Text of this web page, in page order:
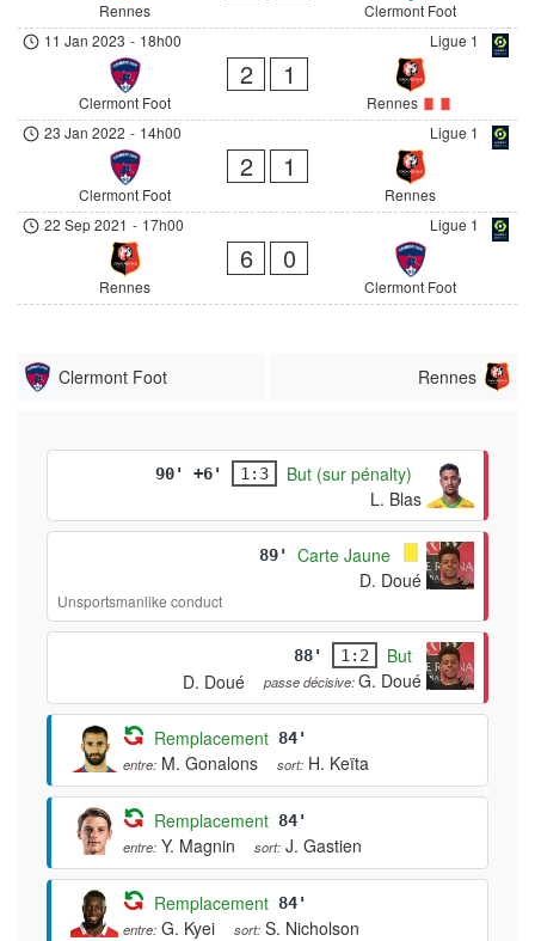
Rennes
Clermont Foot
Ligue 1
11 Jan 2023 - 18h00
Clermont Foot
2 1
Rennes
Ligue 1
23 Jan 2022 - 14h00
Clermont Foot
2 1
Rennes
Ligue 1
22 Sep 2021 - 17h00
Rennes
6 0
Clermont Foot
Clermont Foot Rennes
90' +6' 1:3
But (sur pénalty)
L. Blas
89'
Carte Jaune
D. Doué
Unsportsmanlike conduct
88' 1:2
But
D. Doué
passe décisive:G. Doué
Remplacement 84'
entre: M. Gonalons sort: H. Keïta
Remplacement 84'
entre: Y. Magnin sort: J. Gastien
Remplacement 84'
entre: G. Kyei sort: S. Nicholson